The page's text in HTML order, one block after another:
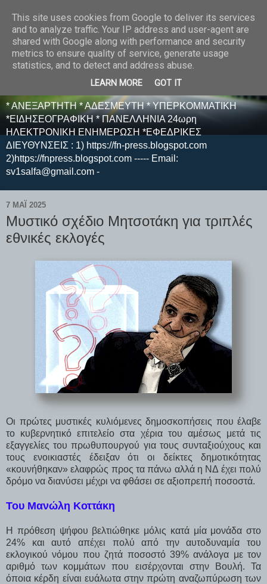
E F E N P R E S S -
ΗΛΕΚΤΡΟΝΙΚΗ
ΕΦΗΜΕΡΙΔΑ
* ΑΝΕΞΑΡΤΗΤΗ * ΑΔΕΣΜΕΥΤΗ * ΥΠΕΡΚΟΜΜΑΤΙΚΗ
*ΕΙΔΗΣΕΟΓΡΑΦΙΚΗ * ΠΑΝΕΛΛΗΝΙΑ 24ωρη
ΗΛΕΚΤΡΟΝΙΚΗ ΕΝΗΜΕΡΩΣΗ *ΕΦΕΔΡΙΚΕΣ
ΔΙΕΥΘΥΝΣΕΙΣ : 1) https://fn-press.blogspot.com
2)https://fnpress.blogspot.com ----- Email:
sv1salfa@gmail.com -
7 ΜΑΪ́ 2025
Μυστικό σχέδιο Μητσοτάκη για τριπλές
εθνικές εκλογές
Οι πρώτες μυστικές κυλιόμενες δημοσκοπήσεις που έλαβε
το κυβερνητικό επιτελείο στα χέρια του αμέσως μετά τις
εξαγγελίες του πρωθυπουργού για τους συνταξιούχους και
τους ενοικιαστές έδειξαν ότι οι δείκτες δημοτικότητας
«κουνήθηκαν» ελαφρώς προς τα πάνω αλλά η ΝΔ έχει πολύ
δρόμο να διανύσει μέχρι να φθάσει σε αξιοπρεπή ποσοστά.
Του Μανώλη Κοττάκη
Η πρόθεση ψήφου βελτιώθηκε μόλις κατά μία μονάδα στο
24% και αυτό απέχει πολύ από την αυτοδυναμία του
εκλογικού νόμου που ζητά ποσοστό 39% ανάλογα με τον
αριθμό των κομμάτων που εισέρχονται στην Βουλή. Τα
όποια κέρδη είναι ευάλωτα στην πρώτη αναζωπύρωση των
This site uses cookies from Google to deliver its services
and to analyze traffic. Your IP address and user-agent are
shared with Google along with performance and security
metrics to ensure quality of service, generate usage
statistics, and to detect and address abuse.
LEARN MORE GOT IT